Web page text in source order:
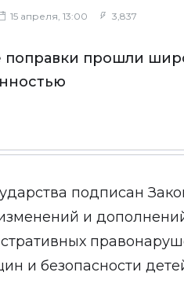
15 апреля, 13:00 3,837
поправки прошли
подписан
и
и безопасности